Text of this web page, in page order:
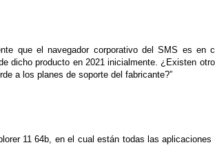
que el navegador corporativo del SMS es en
dicho producto en 2021 inicialmente. ¿Existen
a los planes de soporte del fabricante?”
11 64b, en el cual están todas las